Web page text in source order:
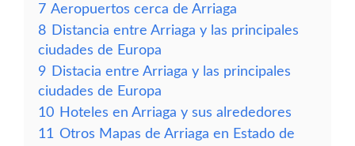
7 Aeropuertos cerca de Arriaga
8 Distancia entre Arriaga y las principales
ciudades de Europa
9 Distacia entre Arriaga y las principales
ciudades de Europa
10 Hoteles en Arriaga y sus alrededores
11 Otros Mapas de Arriaga en Estado de